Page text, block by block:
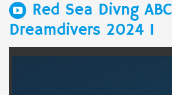
Red Sea Divng ABC
Dreamdivers 2024 I